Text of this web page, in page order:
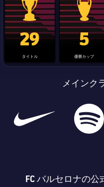
La Liga trophy
29
タイトル
5
優勝カップ
メインク
FC バルセロナの